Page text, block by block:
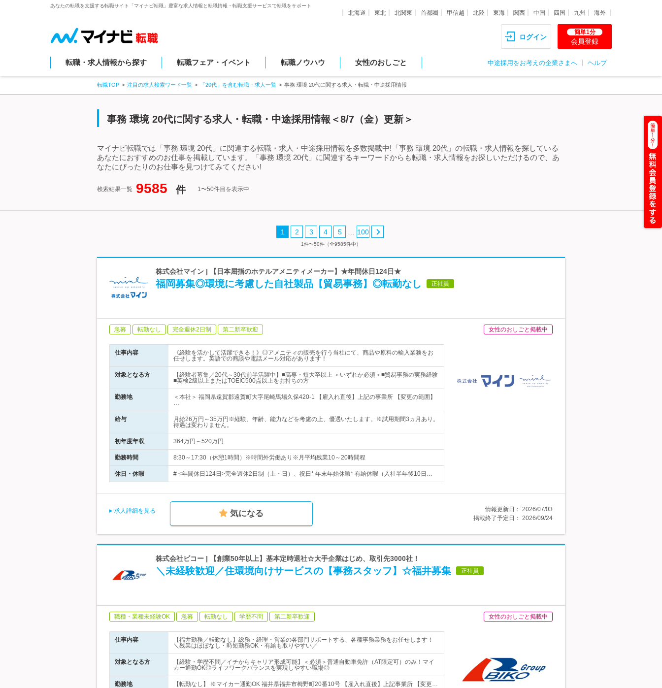
あなたの転職を支援する転職サイト「マイナビ転職」豊富な求人情報と転職情報・転職支援サービスで転職をサポート
北海道 東北 北関東 首都圏 甲信越 北陸 東海 関西 中国 四国 九州 海外
ログイン
簡単1分
会員登録
転職・求人情報から探す 転職フェア・イベント 転職ノウハウ 女性のおしごと 中途採用をお考えの企業さまへ ヘルプ
転職TOP 注目の求人検索ワード一覧 「20代」を含む転職・求人一覧 事務 環境 20代に関する求人・転職・中途採用情報
事務 環境 20代に関する求人・転職・中途採用情報＜8/7（金）更新＞
マイナビ転職では「事務 環境 20代」に関連する転職・求人・中途採用情報を多数掲載中!「事務 環境 20代」の転職・求人情報を探している
あなたにおすすめのお仕事を掲載しています。「事務 環境 20代」に関連するキーワードからも転職・求人情報をお探しいただけるので、あ
なたにぴったりのお仕事を見つけてみてください!
検索結果一覧 9585 件 1〜50件目を表示中
1 2 3 4 5 100
1件〜50件（全9585件中）
株式会社マイン | 【日本屈指のホテルアメニティメーカー】★年間休日124日★
福岡募集◎環境に考慮した自社製品【貿易事務】◎転勤なし 正社員
急募 転勤なし 完全週休2日制 第二新卒歓迎 女性のおしごと掲載中
仕事内容
《経験を活かして活躍できる！》◎アメニティの販売を行う当社にて、商品や原料の輸入業務をお
任せします。英語での商談や電話メール対応があります！
対象となる方
【経験者募集／20代～30代前半活躍中】■高専・短大卒以上 ＜いずれか必須＞■貿易事務の実務経験
■英検2級以上またはTOEIC500点以上をお持ちの方
勤務地
＜本社＞ 福岡県遠賀郡遠賀町大字尾崎馬場久保420-1 【雇入れ直後】上記の事業所 【変更の範囲】
…
給与
月給26万円～35万円※経験、年齢、能力などを考慮の上、優遇いたします。※試用期間3ヵ月あり。
待遇は変わりません。
初年度年収 364万円～520万円
勤務時間 8:30～17:30（休憩1時間）※時間外労働あり※月平均残業10～20時間程
休日・休暇 # <年間休日124日>完全週休2日制（土・日）、祝日* 年末年始休暇* 有給休暇（入社半年後10日…
求人詳細を見る 気になる 情報更新日： 2026/07/03
掲載終了予定日： 2026/09/24
株式会社ビコー | 【創業50年以上】基本定時退社☆大手企業はじめ、取引先3000社！
＼未経験歓迎／住環境向けサービスの【事務スタッフ】☆福井募集 正社員
職種・業種未経験OK 急募 転勤なし 学歴不問 第二新卒歓迎 女性のおしごと掲載中
仕事内容
【福井勤務／転勤なし】総務・経理・営業の各部門サポートする、各種事務業務をお任せします！
＼残業はほぼなし・時短勤務OK・有給も取りやすい／
対象となる方
【経験・学歴不問／イチからキャリア形成可能】＜必須＞普通自動車免許（AT限定可）のみ！マイ
カー通勤OK◎ライフワークバランスを実現しやすい職場◎
勤務地 【転勤なし】 ※マイカー通勤OK 福井県福井市栂野町20番10号 【雇入れ直後】上記事業所 【変更…